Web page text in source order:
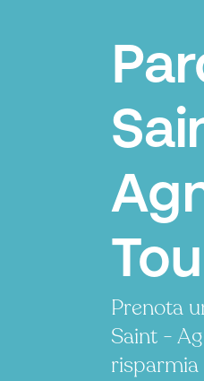
Prenota
Saint -
risparmia